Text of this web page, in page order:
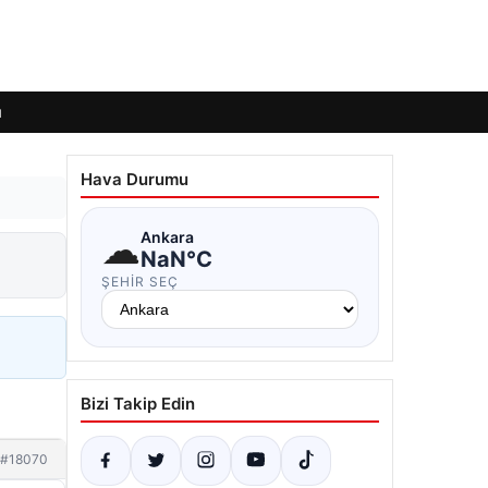
#18070
Hava Durumu
☁Ankara
NaN°C
ŞEHIR SEÇ
Bizi Takip Edin